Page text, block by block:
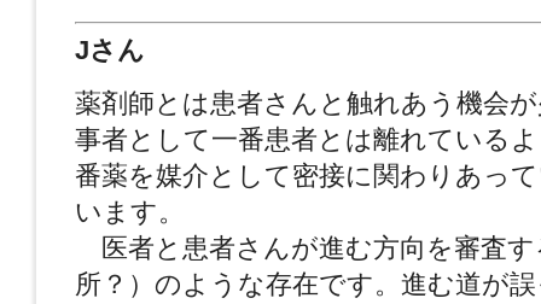
Jさん
薬剤師とは患者さんと触れあう機会
事者として一番患者とは離れている
番薬を媒介として密接に関わりあっ
います。
医者と患者さんが進む方向を審査す
所？）のような存在です。進む道が